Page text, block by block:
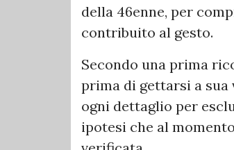
della 46enne, per
contribuito al gesto.
Secondo una prima
prima di gettarsi a
ogni dettaglio per
ipotesi che al